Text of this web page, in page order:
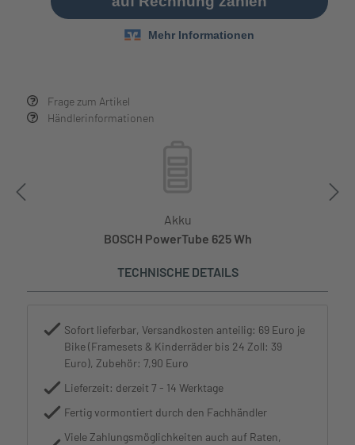
Frage zum Artikel
Händlerinformationen
Akku
BOSCH PowerTube 625 Wh
TECHNISCHE DETAILS
Sofort lieferbar, Versandkosten anteilig: 69 Euro je
Bike (Framesets & Kinderräder bis 24 Zoll: 39
Euro), Zubehör: 7,90 Euro
Lieferzeit: derzeit 7 - 14 Werktage
Fertig vormontiert durch den Fachhändler
Viele Zahlungsmöglichkeiten auch auf Raten,